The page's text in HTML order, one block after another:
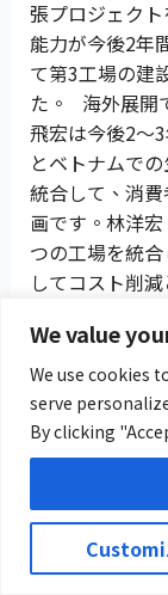
We value
We use cookies
serve
By clicking
張プロジェク
能力が今後2年
て第3工場の建
た。 海外展開
飛宏は今後2〜
とベトナムで
統合して、消
画です。林洋
つの工場を統
してコスト削
しましたが、最
に直面していま
整を続け、少
特化した製品
ついては、